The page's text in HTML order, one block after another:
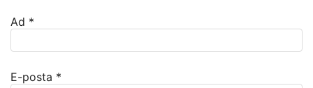
Ad *
E-posta *